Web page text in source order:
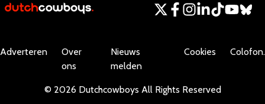
Adverteren
Over
ons
Nieuws
melden
Cookies Colofon.
© 2026 Dutchcowboys All Rights Reserved